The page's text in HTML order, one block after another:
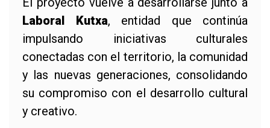
Laboral Kutxa, entidad que continúa
impulsando iniciativas culturales
conectadas con el territorio, la comunidad
y las nuevas generaciones, consolidando
su compromiso con el desarrollo cultural
y creativo.